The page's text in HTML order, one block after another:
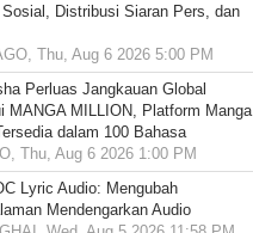
Sosial, Distribusi Siaran Pers, dan
Thu, Aug 6 2026 5:00 PM
Perluas Jangkauan Global
MANGA MILLION, Platform Manga
dalam 100 Bahasa
Thu, Aug 6 2026 1:00 PM
Lyric Audio: Mengubah
Mendengarkan Audio